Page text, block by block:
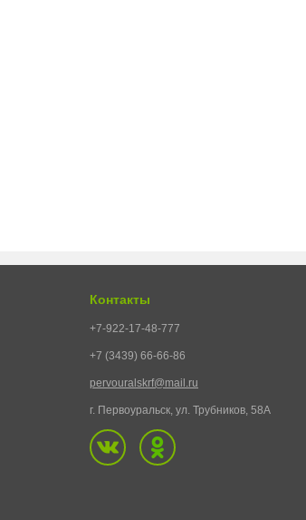
Контакты
+7-922-17-48-777
+7 (3439) 66-66-86
pervouralskrf@mail.ru
г. Первоуральск, ул. Трубников, 58А